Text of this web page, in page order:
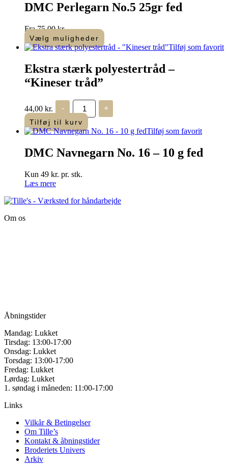
DMC Perlegarn No.5 25gr fed
Fra75,00kr.
Vælg muligheder
Dette
har
flere
varianter.
vælges
på
varesiden
Tilføj som favorit
Ekstra stærk polyestertråd –
“Kineser tråd”
44,00 kr. -
Ekstra
stærk
polyestertråd
-
"Kineser
antal
+
Tilføj til kurv
Tilføj som favorit
DMC Navnegarn No. 16 – 10 g fed
Kun 49 kr. pr. stk.
Læs mere
Om os
Åbningstider
Mandag: Lukket
Tirsdag: 13:00-17:00
Onsdag: Lukket
Torsdag: 13:00-17:00
Fredag: Lukket
Lørdag: Lukket
1. søndag i måneden: 11:00-17:00
Links
Vilkår & Betingelser
Om Tille’s
Kontakt & åbningstider
Broderiets Univers
Arkiv